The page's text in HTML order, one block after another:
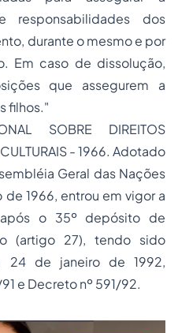
dos
durante o mesmo e por
Em caso de dissolução,
que assegurem a
filhos."
SOBRE DIREITOS
- 1966. Adotado
Geral das Nações
1966, entrou em vigor a
o 35º depósito de
(artigo 27), tendo sido
24 de janeiro de 1992,
e Decreto nº 591/92.